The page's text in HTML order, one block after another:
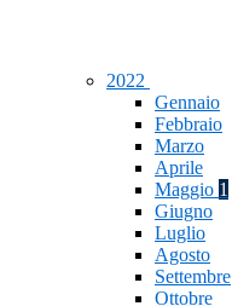
2022
Gennaio
Febbraio
Marzo
Aprile
Maggio 1
Giugno
Luglio
Agosto
Settembre
Ottobre